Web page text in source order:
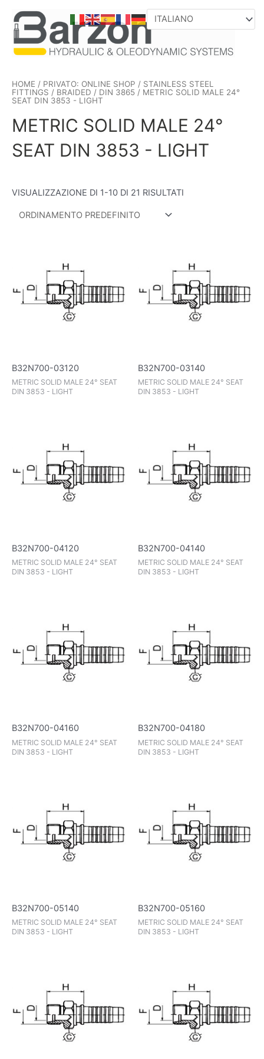
CONTENUTO
HOME / PRIVATO: ONLINE SHOP / STAINLESS STEEL
FITTINGS / BRAIDED / DIN 3865 / METRIC SOLID MALE 24°
SEAT DIN 3853 - LIGHT
METRIC SOLID MALE 24°
SEAT DIN 3853 - LIGHT
VISUALIZZAZIONE DI 1-10 DI 21 RISULTATI
B32N700-03120
METRIC SOLID MALE 24° SEAT
DIN 3853 - LIGHT
B32N700-03140
METRIC SOLID MALE 24° SEAT
DIN 3853 - LIGHT
B32N700-04120
METRIC SOLID MALE 24° SEAT
DIN 3853 - LIGHT
B32N700-04140
METRIC SOLID MALE 24° SEAT
DIN 3853 - LIGHT
B32N700-04160
METRIC SOLID MALE 24° SEAT
DIN 3853 - LIGHT
B32N700-04180
METRIC SOLID MALE 24° SEAT
DIN 3853 - LIGHT
B32N700-05140
METRIC SOLID MALE 24° SEAT
DIN 3853 - LIGHT
B32N700-05160
METRIC SOLID MALE 24° SEAT
DIN 3853 - LIGHT